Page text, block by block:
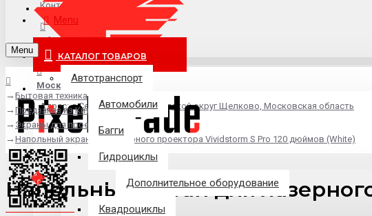
Контакты
info@pixel-trade.ru
Москва
Адрес: д.Серково, вл1А, городской округ Щелково, Московская область
Menu
КАТАЛОГ ТОВАРОВ
Автотранспорт
Автомобили
Багги
Гидроциклы
Дополнительное оборудование
Квадроциклы
Menu
Бытовая техника
Предзаказ из Китая
Экраны для проекторов
Напольный экран для лазерного проектора Vividstorm S Pro 120 дюймов (White)
Напольный экран для